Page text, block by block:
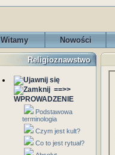
Witamy Nowości
Religioznawstwo
==>>
WPROWADZENIE
Podstawowa
terminologia
Czym jest kult?
Co to jest rytuał?